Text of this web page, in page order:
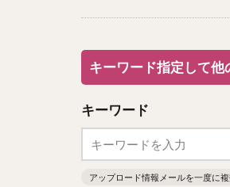
キーワード指定して他
キーワード
アップロード情報メールを一度に複